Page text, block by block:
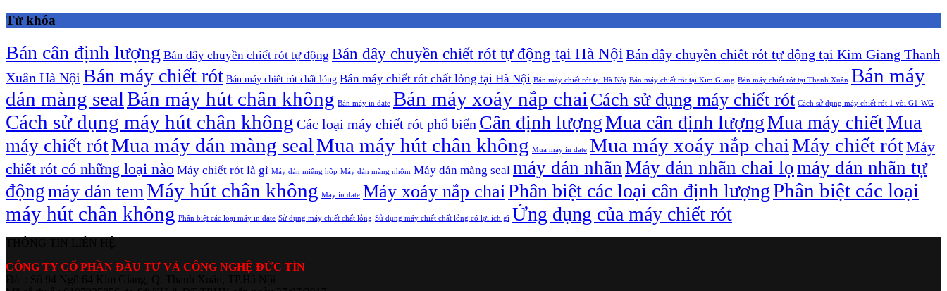
Từ khóa
Bán cân định lượng Bán dây chuyền chiết rót tự động Bán dây chuyền chiết rót tự động tại Hà Nội Bán dây chuyền chiết rót tự động tại Kim Giang Thanh
Xuân Hà Nội Bán máy chiết rót Bán máy chiết rót chất lỏng Bán máy chiết rót chất lỏng tại Hà Nội Bán máy chiết rót tại Hà Nội Bán máy chiết rót tại Kim Giang Bán máy chiết rót tại Thanh Xuân Bán máy
dán màng sealBán máy hút chân không Bán máy in date Bán máy xoáy nắp chai Cách sử dụng máy chiết rót Cách sử dụng máy chiết rót 1 vòi G1-WG
Cách sử dụng máy hút chân không Các loại máy chiết rót phổ biến Cân định lượngMua cân định lượngMua máy chiếtMua
máy chiết rótMua máy dán màng sealMua máy hút chân không Mua máy in date Mua máy xoáy nắp chaiMáy chiết rótMáy
chiết rót có những loại nào Máy chiết rót là gì Máy dán miệng hộp Máy dán màng nhôm Máy dán màng seal máy dán nhãnMáy dán nhãn chai lọmáy dán nhãn tự
độngmáy dán temMáy hút chân không Máy in date Máy xoáy nắp chaiPhân biệt các loại cân định lượngPhân biệt các loại
máy hút chân không Phân biệt các loại máy in date Sử dụng máy chiết chất lỏng Sử dụng máy chiết chất lỏng có lợi ích gì Ứng dụng của máy chiết rót
CÔNG TY CỔ PHẦN ĐẦU TƯ VÀ CÔNG NGHỆ ĐỨC TÍN